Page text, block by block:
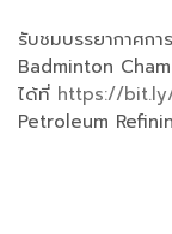
รับชมบรรยากาศกา
Badminton
ได้ที่ https://
Petroleum